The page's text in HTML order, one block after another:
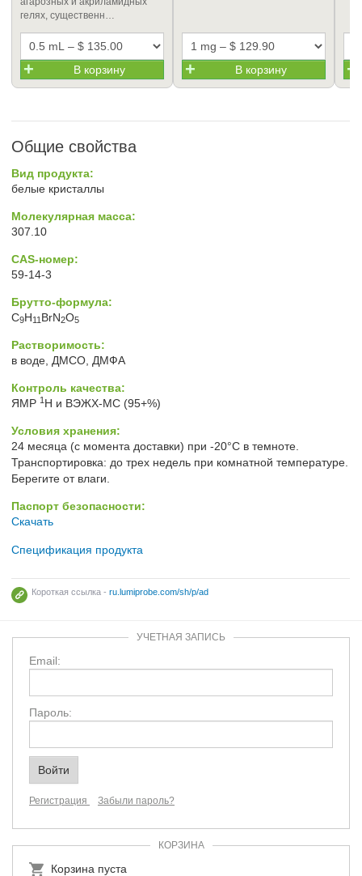
гелях, существенн…
В корзину В корзину
Общие свойства
Вид продукта:
белые кристаллы
Молекулярная масса:
307.10
CAS-номер:
59-14-3
Брутто-формула:
C9H11BrN2O5
Растворимость:
в воде, ДМСО, ДМФА
Контроль качества:
ЯМР 1 H и ВЭЖХ-МС (95+%)
Условия хранения:
24 месяца (с момента доставки) при -20°C в темноте.
Транспортировка: до трех недель при комнатной температуре.
Берегите от влаги.
Паспорт безопасности:
Скачать
Спецификация продукта
Короткая ссылка - ru.lumiprobe.com/sh/p/ad
УЧЕТНАЯ ЗАПИСЬ
Email:
Пароль:
Регистрация Забыли пароль?
КОРЗИНА
Корзина пуста